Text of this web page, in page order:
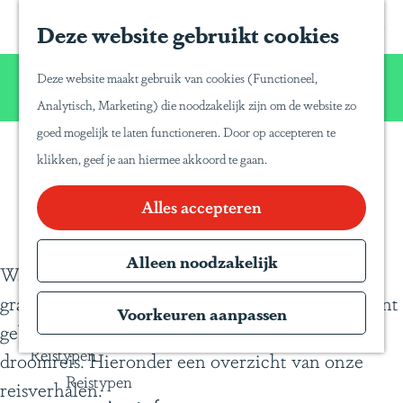
Deze website gebruikt cookies
Deze website maakt gebruik van cookies (Functioneel,
Analytisch, Marketing) die noodzakelijk zijn om de website zo
goed mogelijk te laten functioneren. Door op accepteren te
klikken, geef je aan hiermee akkoord te gaan.
Alles accepteren
Alleen noodzakelijk
Voorkeuren aanpassen
p
a
Inspiratie
Reisinspiratie
Blog
Duurzaam reizen
Gente Mágica
Inspiratiedagen
KLM Holland
Herald
Magazine
Webinars
Reistypen
Reistypen
k
a
T
a
e
Wij willen u net zo van Latijns-Amerika laten
genieten zoals wij dat zelf doen!
Blogs
Waar u naar toe gaat, zijn wij geweest. Wij delen
graag onze reiservaringen en tips met u, die u kunt
gebruiken voor het samenstellen van uw eigen
droomreis. Hieronder een overzicht van onze
reisverhalen.